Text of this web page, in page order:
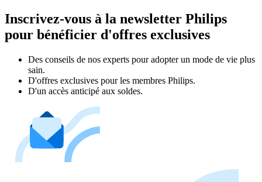
Inscrivez-vous à la newsletter Philips
pour bénéficier d'offres exclusives
Des conseils de nos experts pour adopter un mode de vie plus
sain.
D'offres exclusives pour les membres Philips.
D'un accès anticipé aux soldes.